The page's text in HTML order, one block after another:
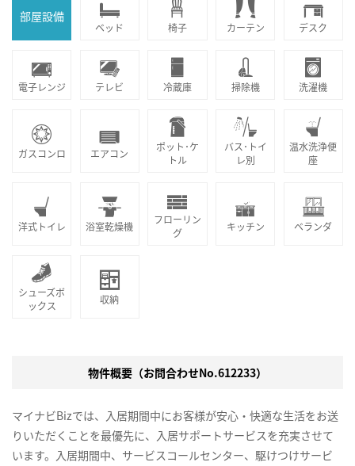
部屋設備
ベッド 椅子 カーテン デスク
電子レンジ テレビ 冷蔵庫 掃除機 洗濯機
ガスコンロ エアコン
ポット･ケ
トル
バス･トイ
レ別
温水洗浄便
座
洋式トイレ 浴室乾燥機
フローリン
グ
キッチン ベランダ
シューズボ
ックス
収納
物件概要（お問合わせNo.612233）
マイナビBizでは、入居期間中にお客様が安心・快適な生活をお送
りいただくことを最優先に、入居サポートサービスを充実させて
います。入居期間中、サービスコールセンター、駆けつけサービ